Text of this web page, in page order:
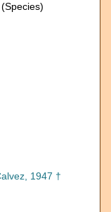
(Species)
1947 †